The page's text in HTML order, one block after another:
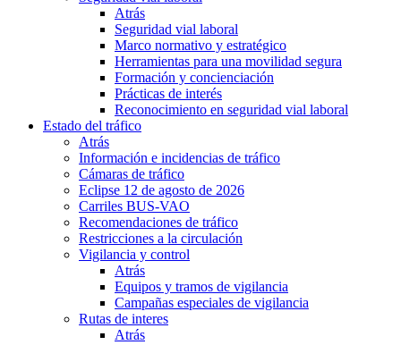
Atrás
Seguridad vial laboral
Marco normativo y estratégico
Herramientas para una movilidad segura
Formación y concienciación
Prácticas de interés
Reconocimiento en seguridad vial laboral
Estado del tráfico
Atrás
Información e incidencias de tráfico
Cámaras de tráfico
Eclipse 12 de agosto de 2026
Carriles BUS-VAO
Recomendaciones de tráfico
Restricciones a la circulación
Vigilancia y control
Atrás
Equipos y tramos de vigilancia
Campañas especiales de vigilancia
Rutas de interes
Atrás